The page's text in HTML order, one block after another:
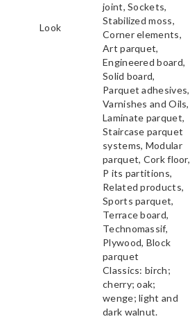
Look
joint, Sockets,
Stabilized moss,
Corner elements,
Art parquet,
Engineered board,
Solid board,
Parquet adhesives,
Varnishes and Oils,
Laminate parquet,
Staircase parquet
systems, Modular
parquet, Cork floor,
P its partitions,
Related products,
Sports parquet,
Terrace board,
Technomassif,
Plywood, Block
parquet
Classics: birch;
cherry; oak;
wenge; light and
dark walnut.